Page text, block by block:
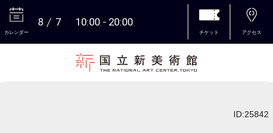
カレンダー
8 7 10:00 20:00
チケット アクセス
ID:25842